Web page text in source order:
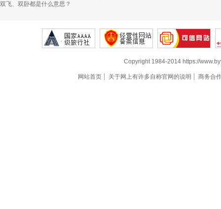
双飞、双卧都是什么意思？
Copyright 1984-2014 https://
网站首页 关于网上有许多自称官网的说明 商务合